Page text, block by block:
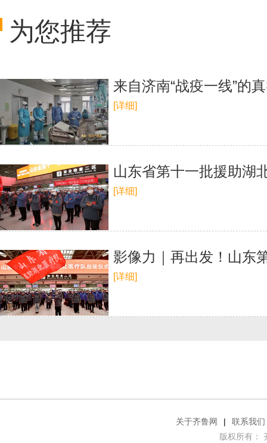
为您推荐
来自济南“战疫一线”的
[详细]
山东省第十一批援助湖
[详细]
影像力｜再出发！山东
[详细]
关于齐鲁网 |
联系我们
版权所有：